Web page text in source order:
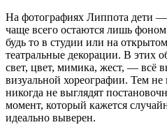
На фотографиях Липпота дети —
чаще всего остаются лишь
будь то в студии или на
театральные декорации. В этих
свет, цвет, мимика, жест, — всё
визуальной хореографии. Тем не
никогда не выглядят
момент, который кажется
идеально выверен.